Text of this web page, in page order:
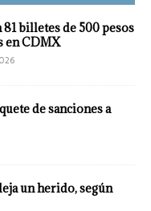
billetes de 500 pesos
en CDMX
de sanciones a
un herido, según